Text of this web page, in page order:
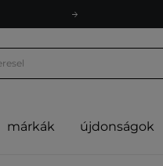
márkák újdonságok